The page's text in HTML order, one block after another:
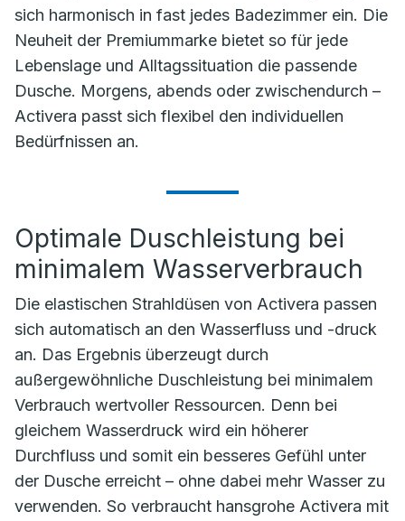
sich harmonisch in fast jedes Badezimmer ein. Die
Neuheit der Premiummarke bietet so für jede
Lebenslage und Alltagssituation die passende
Dusche. Morgens, abends oder zwischendurch –
Activera passt sich flexibel den individuellen
Bedürfnissen an.
Optimale Duschleistung bei
minimalem Wasserverbrauch
Die elastischen Strahldüsen von Activera passen
sich automatisch an den Wasserfluss und -druck
an. Das Ergebnis überzeugt durch
außergewöhnliche Duschleistung bei minimalem
Verbrauch wertvoller Ressourcen. Denn bei
gleichem Wasserdruck wird ein höherer
Durchfluss und somit ein besseres Gefühl unter
der Dusche erreicht – ohne dabei mehr Wasser zu
verwenden. So verbraucht hansgrohe Activera mit